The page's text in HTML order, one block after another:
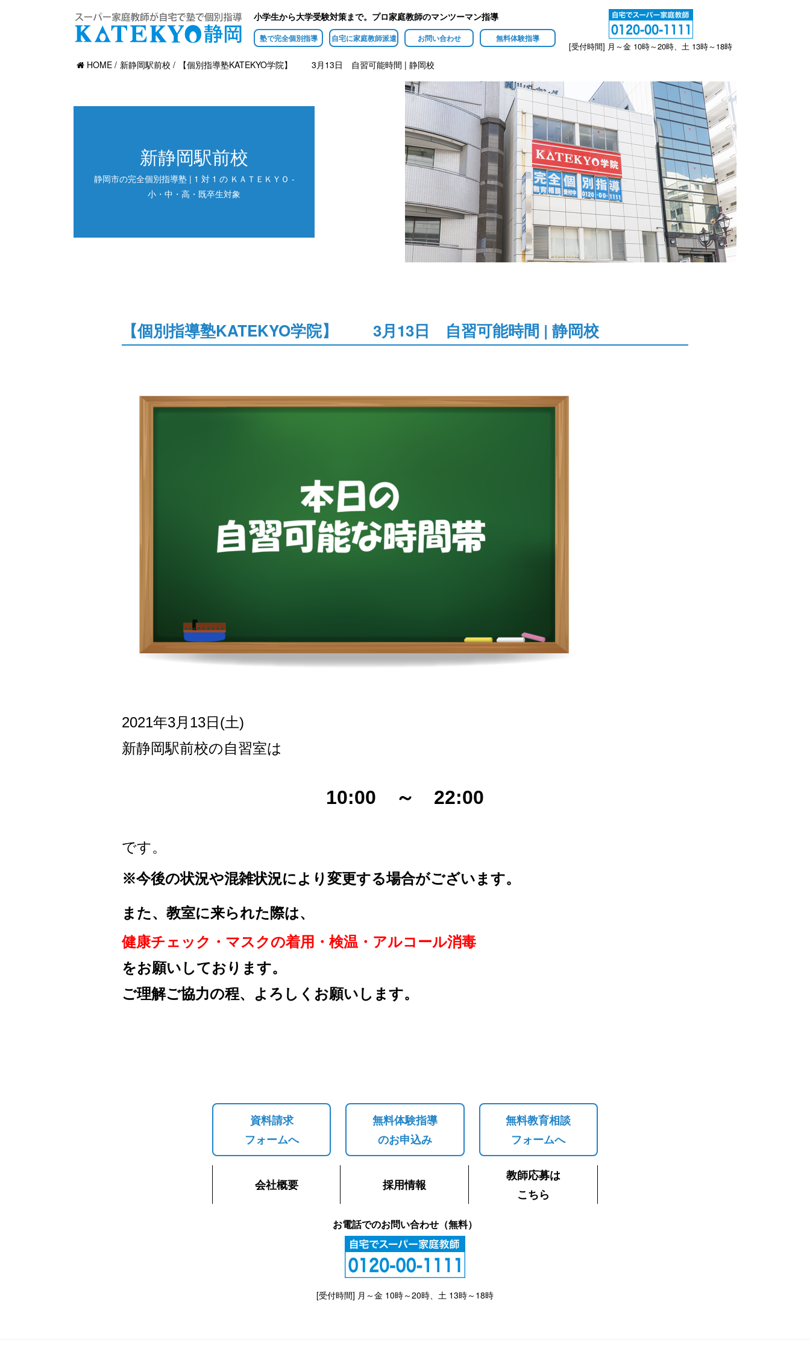
小学生から大学受験対策まで。プロ家庭教師のマンツーマン指導
塾で完全個別指導 自宅に家庭教師派遣 お問い合わせ 無料体験指導
[受付時間] 月～金 10時～20時、土 13時～18時
HOME 新静岡駅前校 【個別指導塾KATEKYO学院】 3月13日 自習可能時間 | 静岡校
新静岡駅前校
静岡市の完全個別指導塾 | 1 対 1 の ＫＡＴＥＫＹＯ -
小・中・高・既卒生対象
【個別指導塾KATEKYO学院】 3月13日 自習可能時間 | 静岡校
2021年3月13日(土)
新静岡駅前校の自習室は
10:00 ～ 22:00
です。
※今後の状況や混雑状況により変更する場合がございます。
また、教室に来られた際は、
健康チェック・マスクの着用 ・検温・アルコール消毒
をお願いしております。
ご理解ご協力の程、
よろしくお願いします。
資料請求
フォームへ
無料体験指導
のお申込み
無料教育相談
フォームへ
会社概要 採用情報
教師応募は
こちら
お電話でのお問い合わせ（無料）
[受付時間] 月～金 10時～20時、土 13時～18時